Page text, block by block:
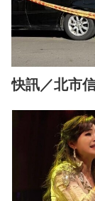
快訊／北市